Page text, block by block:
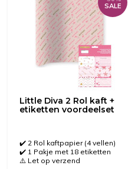
Little Diva 2 Rol kaft +
etiketten voordeelset
SALE
✔️ 2 Rol kaftpapier (4 vellen)
✔️ 1 Pakje met 18 etiketten
⚠️ Let op verzend